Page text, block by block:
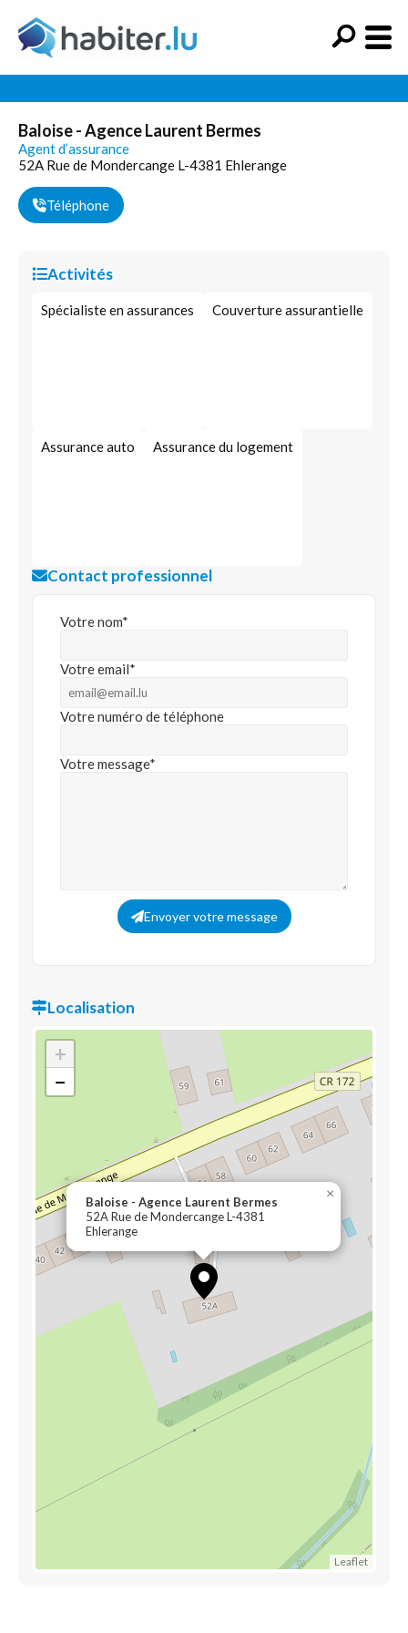
Baloise - Agence Laurent Bermes
Agent d’assurance
52A Rue de Mondercange L-4381 Ehlerange
Téléphone
Activités
Spécialiste en assurances Couverture assurantielle
Assurance auto Assurance du logement
Contact professionnel
Votre nom*
Votre email*
Votre numéro de téléphone
Votre message*
Envoyer votre message
Localisation
Baloise - Agence Laurent Bermes
52A Rue de Mondercange L-4381
Ehlerange
×
+
−
Leaflet